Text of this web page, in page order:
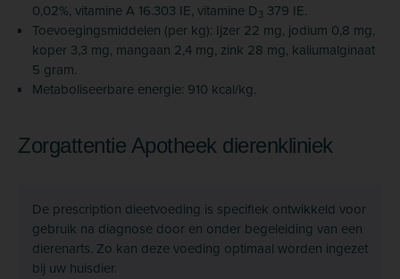
0,02%, vitamine A 16.303 IE, vitamine D3 379 IE.
Toevoegingsmiddelen (per kg): Ijzer 22 mg, jodium 0,8 mg,
koper 3,3 mg, mangaan 2,4 mg, zink 28 mg, kaliumalginaat
5 gram.
Metaboliseerbare energie: 910 kcal/kg.
Zorgattentie Apotheek dierenkliniek
De prescription dieetvoeding is specifiek ontwikkeld voor
gebruik na diagnose door en onder begeleiding van een
dierenarts. Zo kan deze voeding optimaal worden ingezet
bij uw huisdier.